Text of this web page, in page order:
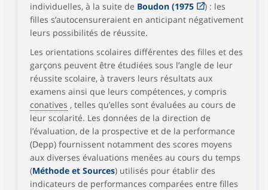
individuelles, à la suite de Boudon (1975
) : les
filles s’autocensureraient en anticipant négativement
leurs possibilités de réussite.
Les orientations scolaires différentes des filles et des
garçons peuvent être étudiées sous l’angle de leur
réussite scolaire, à travers leurs résultats aux
examens ainsi que leurs compétences, y compris
conatives , telles qu’elles sont évaluées au cours de
leur scolarité. Les données de la direction de
l’évaluation, de la prospective et de la performance
(Depp) fournissent notamment des scores moyens
aux diverses évaluations menées au cours du temps
(Méthode et Sources) utilisés pour établir des
indicateurs de performances comparées entre filles